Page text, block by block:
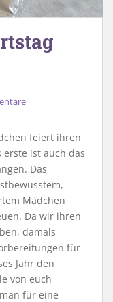
feiert ihren
ist auch das
Das
Mädchen
Da wir ihren
damals
für
Jahr den
von euch
für eine